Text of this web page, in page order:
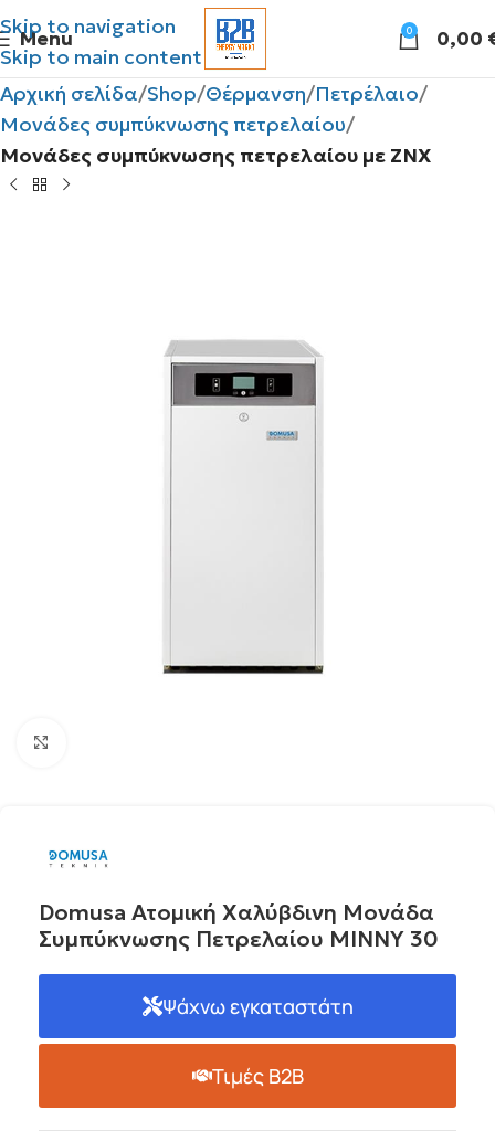
Skip to navigation
Skip to main content
Menu 0 0,00
Αρχική σελίδα Shop Θέρμανση Πετρέλαιο
Μονάδες συμπύκνωσης πετρελαίου
Μονάδες συμπύκνωσης πετρελαίου με ΖΝΧ
Domusa Ατομική Χαλύβδινη Μονάδα
Συμπύκνωσης Πετρελαίου MINNY 30
Ψάχνω εγκαταστάτη
Τιμές B2B